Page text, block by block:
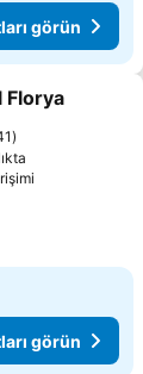
görün
Florya
görün